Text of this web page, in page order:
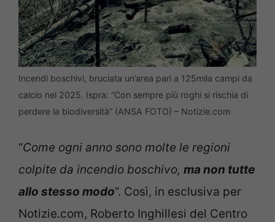
Incendi boschivi, bruciata un’area pari a 125mila campi da
calcio nel 2025. Ispra: “Con sempre più roghi si rischia di
perdere la biodiversità” (ANSA FOTO) – Notizie.com
“Come ogni anno sono molte le regioni
colpite da incendio boschivo, ma non tutte
allo stesso modo”. Così, in esclusiva per
Notizie.com, Roberto Inghillesi del Centro